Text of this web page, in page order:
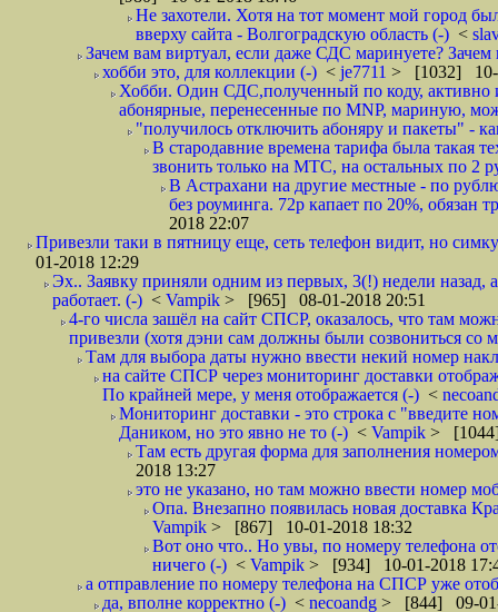
Не захотели. Хотя на тот момент мой город
вверху сайта - Волгоградскую область (-) <
Зачем вам виртуал, если даже СДС маринуете?
хобби это, для коллекции (-) < je7711 > [1032] 10-
Хобби. Один СДС,полученный по коду, активно
абонярные, перенесенные по MNP, мариную,
"получилось отключить абоняру и пакеты" -
В стародавние времена тарифа была такая
звонить только на МТС, на остальных по 2
В Астрахани на другие местные - по
без роуминга. 72р капает по 20%, обязан
2018 22:07
Привезли таки в пятницу еще, сеть телефон видит, но
01-2018 12:29
Эх.. Заявку приняли одним из первых, 3(!) недели назад,
работает. (-) < Vampik > [965] 08-01-2018 20:51
4-го числа зашёл на сайт СПСР, оказалось, что там
привезли (хотя дэни сам должны были созвониться со
Там для выбора даты нужно ввести некий номер
на сайте СПСР через мониторинг доставки
По крайней мере, у меня отображается (-) <
Мониторинг доставки - это строка с "введите
Даником, но это явно не то (-) < Vampik >
Там есть другая форма для заполнения
2018 13:27
это не указано, но там можно ввести номер
Опа. Внезапно появилась новая доставка
Vampik > [867] 10-01-2018 18:32
Вот оно что.. Но увы, по номеру телефона
ничего (-) < Vampik > [934] 10-01-2018
а отправление по номеру телефона на СПСР уже
да, вполне корректно (-) < necoandg > [844] 09-01-